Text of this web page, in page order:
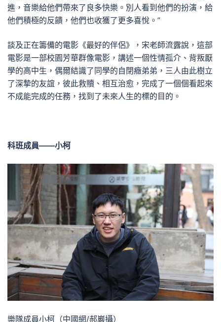
進，音樂給他們帶來了良多快樂。別人看到他們的扮演，給
他們積極的反饋，他們也收獲了更多喜悅。”
談及正在籌備的電影《最好的伴侶》，宋老師流露說，這部
電影是一部校園芳華群像電影，講述一個性情孤介、背叛厭
學的高中生，偶爾結識了同學的自閉癥弟弟，三人由此樹立
了深摯的友誼，彼此救贖、相互治愈，完成了一個個看起來
不成能完成的任務，找到了未來人生的標的目的。
科班成員——小柯
樂隊成員小柯（中國網/郝巖攝）